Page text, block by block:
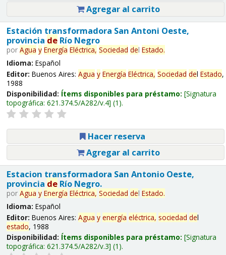
Agregar al carrito
Estación transformadora San Antoni Oeste,
provincia deRío Negro
por Agua y Energía Eléctrica, Sociedad del Estado.
Idioma: Español
Editor: Buenos Aires: Agua y Energía Eléctrica, Sociedad del Estado,
1988
Disponibilidad: Ítems disponibles para préstamo: Signatura
topográfica: 621.374.5/A282/v.4 (1).
Hacer reserva
Agregar al carrito
Estacion transformadora San Antonio Oeste,
provincia deRío Negro.
por Agua y Energía Eléctrica, Sociedad del Estado.
Idioma: Español
Editor: Buenos Aires: Agua y energía eléctrica, sociedad del
estado, 1988
Disponibilidad: Ítems disponibles para préstamo: Signatura
topográfica: 621.374.5/A282/v.3 (1).